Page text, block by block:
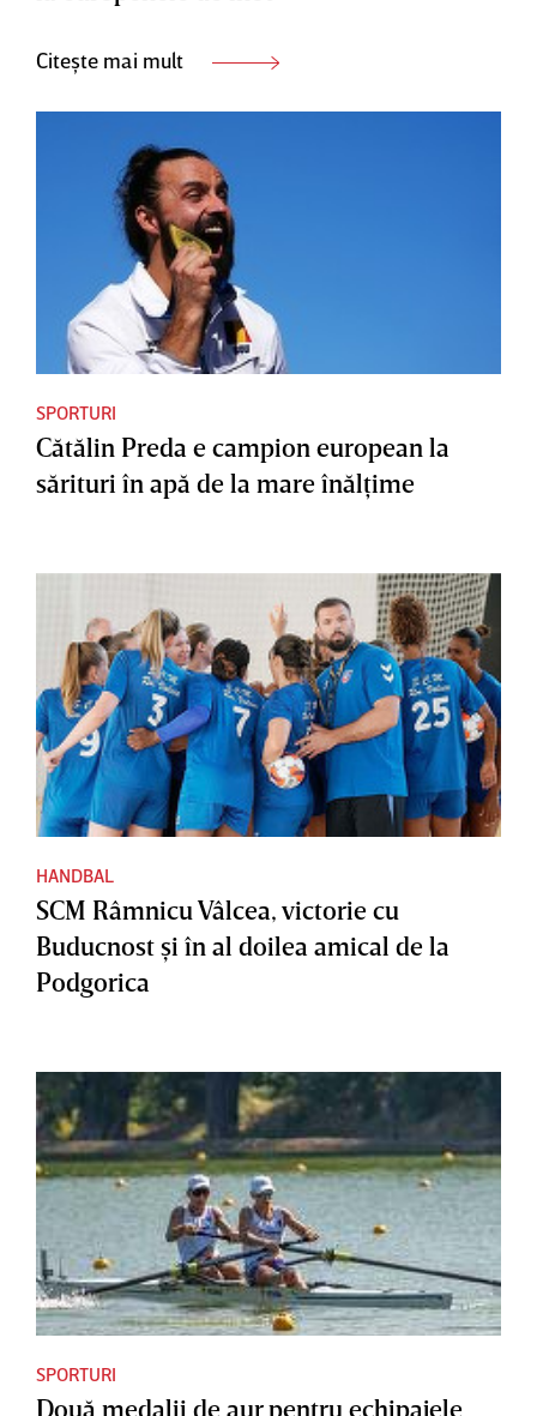
Citește mai mult
SPORTURI
Cătălin Preda e campion european la
sărituri în apă de la mare înălţime
HANDBAL
SCM Râmnicu Vâlcea, victorie cu
Buducnost şi în al doilea amical de la
Podgorica
SPORTURI
Două medalii de aur pentru echipajele